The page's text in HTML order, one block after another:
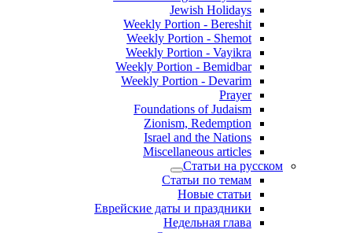
Jewish Holidays
Weekly Portion - Bereshit
Weekly Portion - Shemot
Weekly Portion - Vayikra
Weekly Portion - Bemidbar
Weekly Portion - Devarim
Prayer
Foundations of Judaism
Zionism, Redemption
Israel and the Nations
Miscellaneous articles
Статьи на русском
Статьи по темам
Новые статьи
Еврейские даты и праздники
Недельная глава